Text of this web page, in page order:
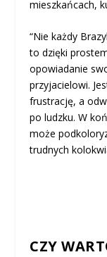
mieszkańcach,
“Nie każdy
to dzięki
opowiadanie
przyjacielowi.
frustrację, a
po ludzku. W
może
trudnych
CZY